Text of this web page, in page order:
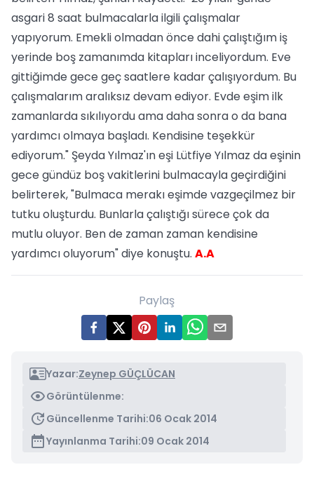
asgari 8 saat bulmacalarla ilgili çalışmalar
yapıyorum. Emekli olmadan önce dahi çalıştığım iş
yerinde boş zamanımda kitapları inceliyordum. Eve
gittiğimde gece geç saatlere kadar çalışıyordum. Bu
çalışmalarım aralıksız devam ediyor. Evde eşim ilk
zamanlarda sıkılıyordu ama daha sonra o da bana
yardımcı olmaya başladı. Kendisine teşekkür
ediyorum." Şeyda Yılmaz'ın eşi Lütfiye Yılmaz da eşinin
gece gündüz boş vakitlerini bulmacayla geçirdiğini
belirterek, "Bulmaca merakı eşimde vazgeçilmez bir
tutku oluşturdu. Bunlarla çalıştığı sürece çok da
mutlu oluyor. Ben de zaman zaman kendisine
yardımcı oluyorum" diye konuştu. A.A
Paylaş
Yazar:Zeynep GÜÇLÜCAN
Görüntülenme:
Güncellenme Tarihi:06 Ocak 2014
Yayınlanma Tarihi:09 Ocak 2014